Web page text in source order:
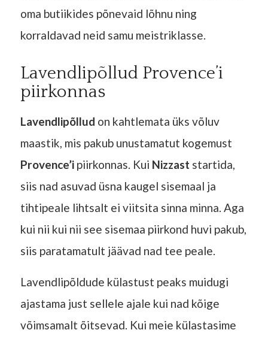
oma butiikides põnevaid lõhnu ning
korraldavad neid samu meistriklasse.
Lavendlipõllud Provence’i
piirkonnas
Lavendlipõllud on kahtlemata üks võluv
maastik, mis pakub unustamatut kogemust
Provence’ipiirkonnas. Kui Nizzast startida,
siis nad asuvad üsna kaugel sisemaal ja
tihtipeale lihtsalt ei viitsita sinna minna. Aga
kui nii kui nii see sisemaa piirkond huvi pakub,
siis paratamatult jäävad nad tee peale.
Lavendlipõldude külastust peaks muidugi
ajastama just sellele ajale kui nad kõige
võimsamalt õitsevad. Kui meie külastasime